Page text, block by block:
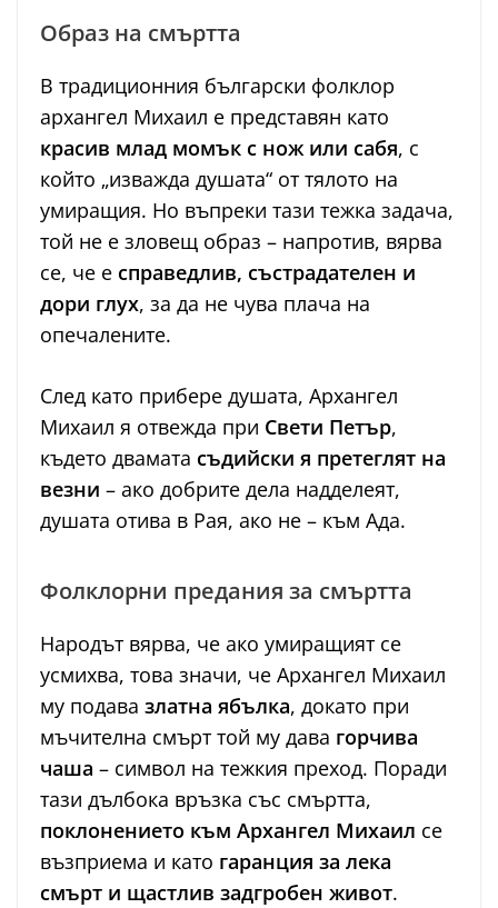
Образ на смъртта
В традиционния български фолклор
архангел Михаил е представян като
красив млад момък с нож или сабя, с
който „изважда душата“ от тялото на
умиращия. Но въпреки тази тежка задача,
той не е зловещ образ – напротив, вярва
се, че е справедлив, състрадателен и
дори глух, за да не чува плача на
опечалените.
След като прибере душата, Архангел
Михаил я отвежда при Свети Петър,
където двамата съдийски я претеглят на
везни – ако добрите дела надделеят,
душата отива в Рая, ако не – към Ада.
Фолклорни предания за смъртта
Народът вярва, че ако умиращият се
усмихва, това значи, че Архангел Михаил
му подава златна ябълка, докато при
мъчителна смърт той му дава горчива
чаша – символ на тежкия преход. Поради
тази дълбока връзка със смъртта,
поклонението към Архангел Михаил се
възприема и като гаранция за лека
смърт и щастлив задгробен живот.